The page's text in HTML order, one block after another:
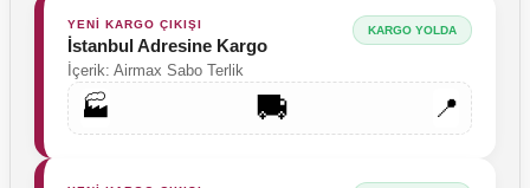
ALPAKA Erkek Beyaz Doktor Önlüğü - LABOR 100cm Hekim,
Labor Medikal Tekstil
799,00 TL
YENİ KARGO ÇIKIŞI
İstanbul Adresine Kargo
İçerik: Airmax Sabo Terlik
KARGO YOLDA
🏭 🚚 📍